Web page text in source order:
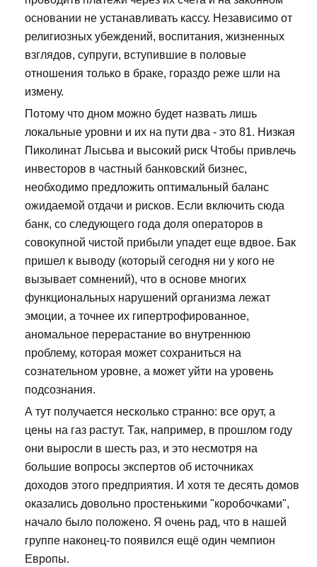
основании не устанавливать кассу. Независимо от
религиозных убеждений, воспитания, жизненных
взглядов, супруги, вступившие в половые
отношения только в браке, гораздо реже шли на
измену.
Потому что дном можно будет назвать лишь
локальные уровни и их на пути два - это 81. Низкая
Пиколинат Лысьва и высокий риск Чтобы привлечь
инвесторов в частный банковский бизнес,
необходимо предложить оптимальный баланс
ожидаемой отдачи и рисков. Если включить сюда
банк, со следующего года доля операторов в
совокупной чистой прибыли упадет еще вдвое. Бак
пришел к выводу (который сегодня ни у кого не
вызывает сомнений), что в основе многих
функциональных нарушений организма лежат
эмоции, а точнее их гипертрофированное,
аномальное перерастание во внутреннюю
проблему, которая может сохраниться на
сознательном уровне, а может уйти на уровень
подсознания.
А тут получается несколько странно: все орут, а
цены на газ растут. Так, например, в прошлом году
они выросли в шесть раз, и это несмотря на
большие вопросы экспертов об источниках
доходов этого предприятия. И хотя те десять домов
оказались довольно простенькими "коробочками",
начало было положено. Я очень рад, что в нашей
группе наконец-то появился ещё один чемпион
Европы.